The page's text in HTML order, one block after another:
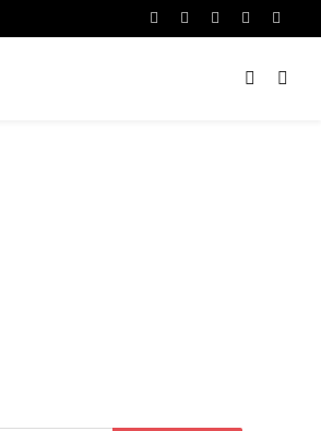
Facebook
X
Instagram
YouTube